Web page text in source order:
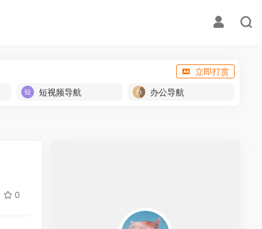
立即打赏
短视频导航 办公导航
0